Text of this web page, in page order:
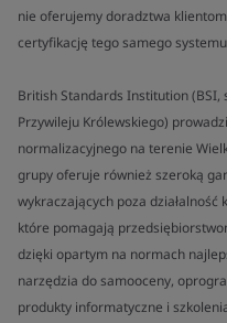
nie oferujemy doradztwa
certyfikację tego samego
British Standards Institution (BSI,
Przywileju Królewskiego)
normalizacyjnego na terenie
grupy oferuje również szeroką
wykraczających poza
które pomagają
dzięki opartym na normach
narzędzia do samooceny,
produkty informatyczne i